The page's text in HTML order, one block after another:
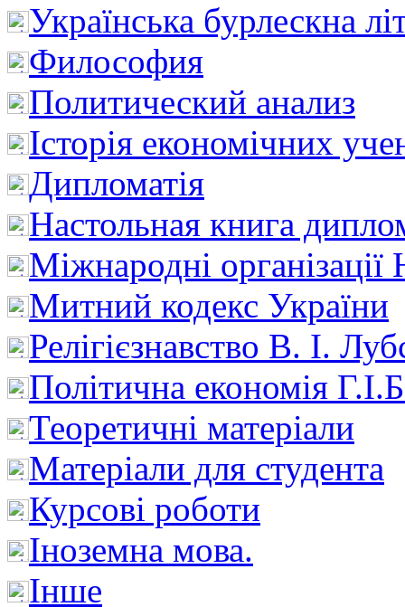
Українська бурлескна
Философия
Политический анализ
Історія економічних
Дипломатія
Настольная книга
Міжнародні
Митний кодекс України
Релігієзнавство В. І.
Політична економія
Теоретичні матеріали
Матеріали для студента
Курсові роботи
Іноземна мова.
Інше